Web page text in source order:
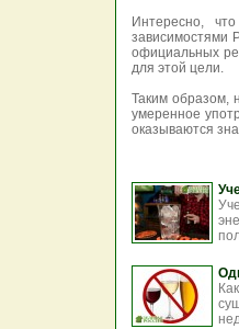
Интересно,
зависимостями
официальных
для этой цели.
Таким образом,
умеренное
оказываются